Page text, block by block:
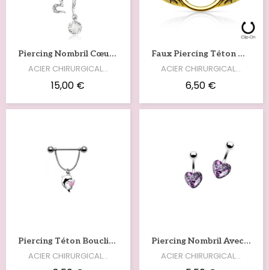
Voir Piercing Nombril Cœur Ouvert Et Nœud-Papillon NOM195
ACIER CHIRURGICAL…
15,00 €
Voir Faux Piercing Téton Doré Ailes D'anges TET067
ACIER CHIRURGICAL…
6,50 €
Voir Piercing Téton Bouclier Pendentif Dauphin Avec Cristal Rose TET005
ACIER CHIRURGICAL…
Voir Piercing Nombril Avec Un Cœur Léopard Acrylique Violet NOM199VI
ACIER CHIRURGICAL…